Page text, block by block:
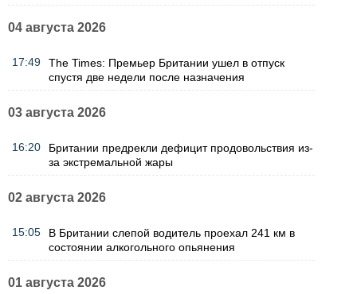
04 августа 2026
17:49
The Times: Премьер Британии ушел в отпуск
спустя две недели после назначения
03 августа 2026
16:20
Британии предрекли дефицит продовольствия из-
за экстремальной жары
02 августа 2026
15:05
В Британии слепой водитель проехал 241 км в
состоянии алкогольного опьянения
01 августа 2026